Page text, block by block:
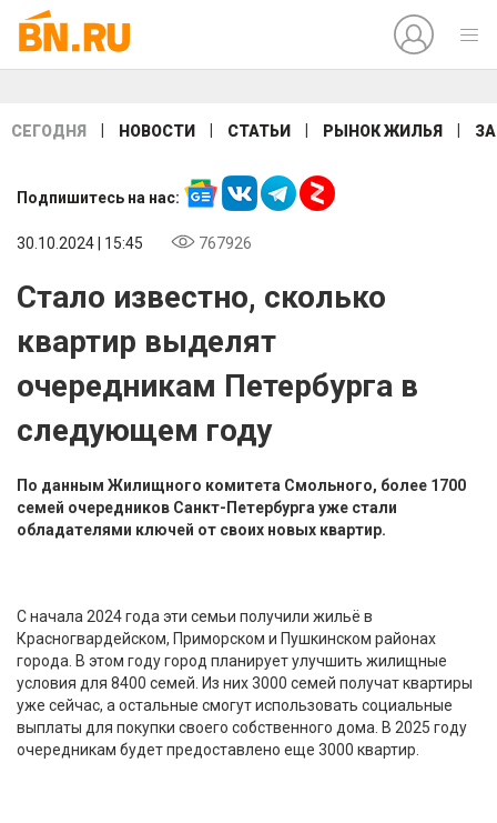
СЕГОДНЯ НОВОСТИ СТАТЬИ РЫНОК ЖИЛЬЯ
Подпишитесь на нас:
30.10.2024 | 15:45 767926
Стало известно, сколько
квартир выделят
очередникам Петербурга в
следующем году
По данным Жилищного комитета Смольного, более 1700
семей очередников Санкт-Петербурга уже стали
обладателями ключей от своих новых квартир.
С начала 2024 года эти семьи получили жильё в
Красногвардейском, Приморском и Пушкинском районах
города. В этом году город планирует улучшить жилищные
условия для 8400 семей. Из них 3000 семей получат квартиры
уже сейчас, а остальные смогут использовать социальные
выплаты для покупки своего собственного дома. В 2025 году
очередникам будет предоставлено еще 3000 квартир.